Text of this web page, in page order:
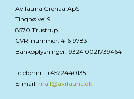
Avifauna Grenaa ApS
Tinghøjvej 9
8570 Trustrup
CVR-nummer: 41619783
Bankoplysninger: 9324 0021739464
Telefonnr.: +4522440135
E-mail: mail@avifauna.dk